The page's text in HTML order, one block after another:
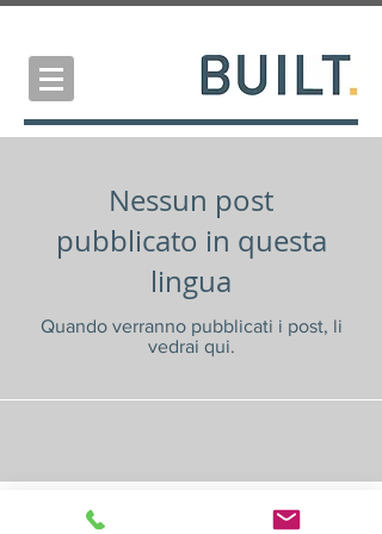
Nessun post
pubblicato in questa
lingua
Quando verranno pubblicati i post, li
vedrai qui.